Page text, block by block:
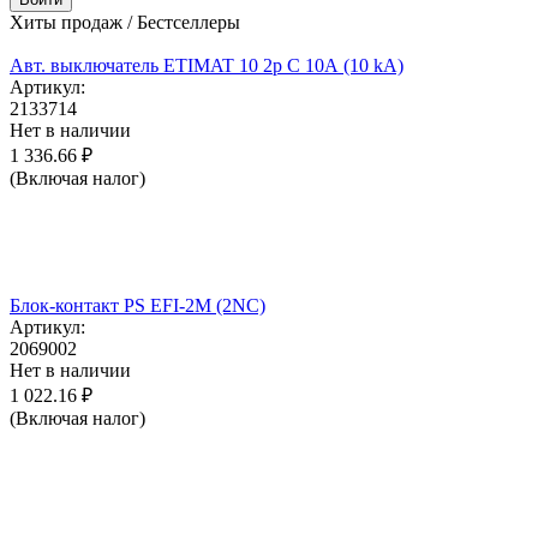
Хиты продаж / Бестселлеры
Авт. выключатель ETIMAT 10 2p C 10А (10 kA)
Артикул:
2133714
Нет в наличии
1 336.66 ₽
(Включая налог)
Блок-контакт PS EFI-2M (2NC)
Артикул:
2069002
Нет в наличии
1 022.16 ₽
(Включая налог)